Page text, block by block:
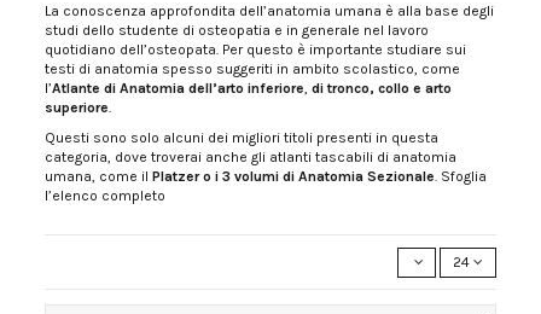
La conoscenza approfondita dell’anatomia umana è alla base degli
studi dello studente di osteopatia e in generale nel lavoro
quotidiano dell’osteopata. Per questo è importante studiare sui
testi di anatomia spesso suggeriti in ambito scolastico, come
l’Atlante di Anatomia dell’arto inferiore ,di tronco, collo e arto
superiore
Questi sono solo alcuni dei migliori titoli presenti in questa
categoria, dove troverai anche gli atlanti tascabili di anatomia
umana, come il Platzer o i 3 volumi di Anatomia Sezionale. Sfoglia
l’elenco completo
24